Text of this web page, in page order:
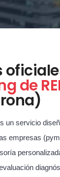
de
un servicio
empresas